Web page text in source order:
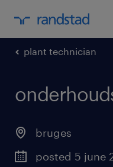
plant technician
bruges
posted 5 june